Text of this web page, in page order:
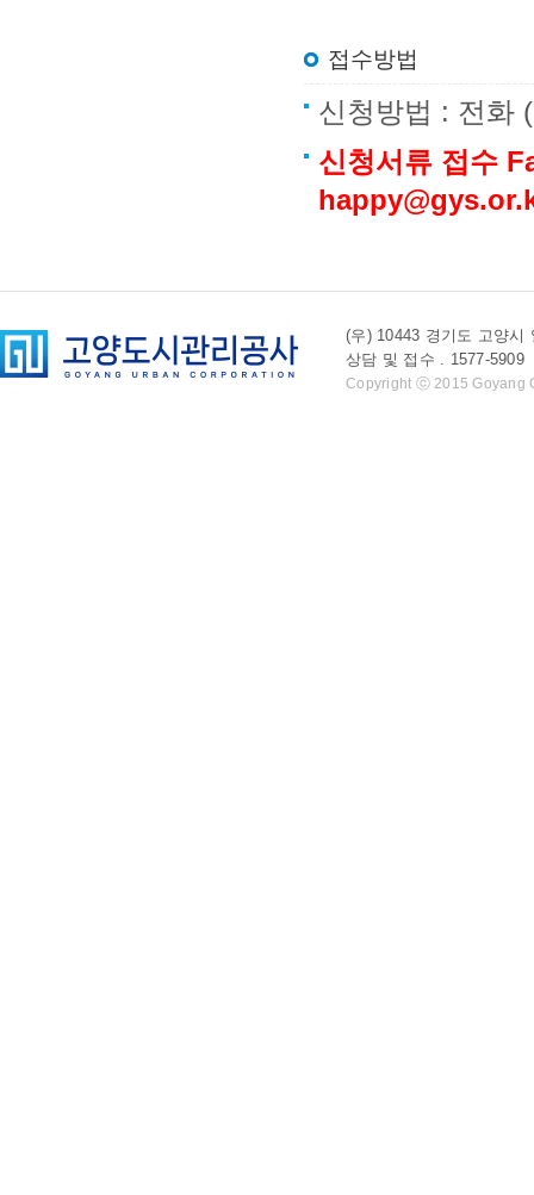
접수방법
신청방법 : 전화
신청서류 접수
(우) 10443 경기도 고양시
상담 및 접수 . 1577-
Copyright ⓒ 2015 Goyang